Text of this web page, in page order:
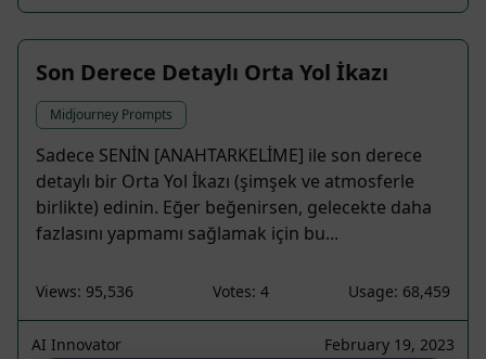
Son Derece Detaylı Orta Yol İkazı
Midjourney Prompts
Sadece SENİN [ANAHTARKELİME] ile son derece
detaylı bir Orta Yol İkazı (şimşek ve atmosferle
birlikte) edinin. Eğer beğenirsen, gelecekte daha
fazlasını yapmamı sağlamak için bu...
Views: 95,536 Votes: 4 Usage: 68,459
AI Innovator February 19, 2023